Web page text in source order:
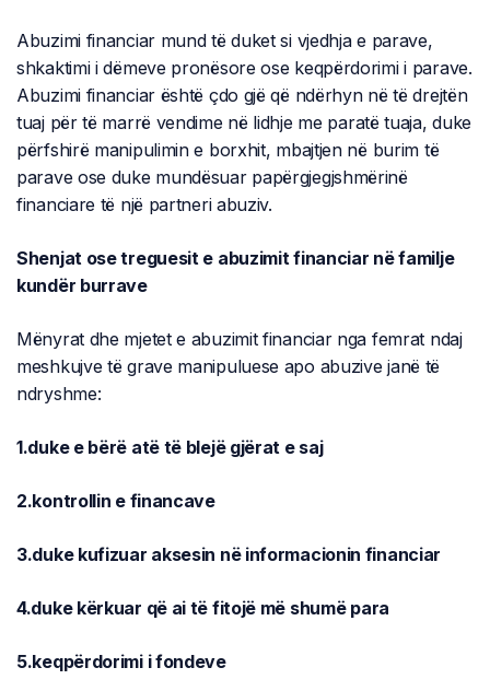
Abuzimi financiar mund të duket si vjedhja e parave,
shkaktimi i dëmeve pronësore ose keqpërdorimi i parave.
Abuzimi financiar është çdo gjë që ndërhyn në të drejtën
tuaj për të marrë vendime në lidhje me paratë tuaja, duke
përfshirë manipulimin e borxhit, mbajtjen në burim të
parave ose duke mundësuar papërgjegjshmërinë
financiare të një partneri abuziv.
Shenjat ose treguesit e abuzimit financiar në familje
kundër burrave
Mënyrat dhe mjetet e abuzimit financiar nga femrat ndaj
meshkujve të grave manipuluese apo abuzive janë të
ndryshme:
1.duke e bërë atë të blejë gjërat e saj
2.kontrollin e financave
3.duke kufizuar aksesin në informacionin financiar
4.duke kërkuar që ai të fitojë më shumë para
5.keqpërdorimi i fondeve